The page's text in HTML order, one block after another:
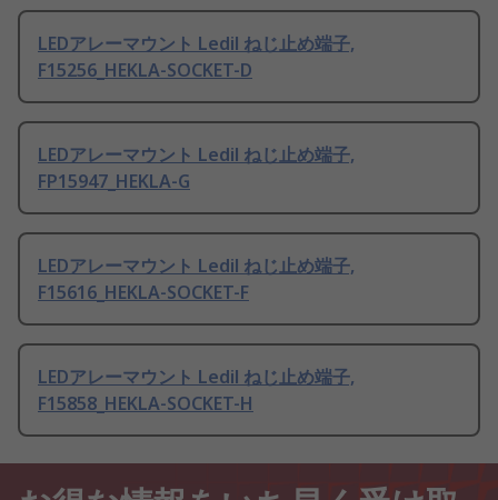
LEDアレーマウント Ledil ねじ止め端子,
F15256_HEKLA-SOCKET-D
LEDアレーマウント Ledil ねじ止め端子,
FP15947_HEKLA-G
LEDアレーマウント Ledil ねじ止め端子,
F15616_HEKLA-SOCKET-F
LEDアレーマウント Ledil ねじ止め端子,
F15858_HEKLA-SOCKET-H